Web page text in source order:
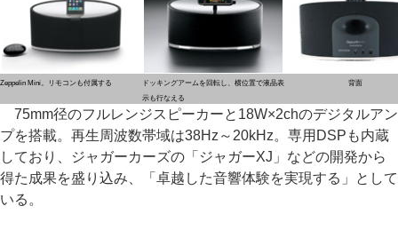
Zeppelin Mini。リモコンも付属する
ドッキングアームを回転し、横位置で液晶表
示も行なえる
背面
75mm径のフルレンジスピーカーと18W×2chのデジタルアン
プを搭載。再生周波数帯域は38Hz～20kHz。専用DSPも内蔵
しており、ジャガーカーズの「ジャガーXJ」などの開発から
得た成果を盛り込み、「卓越した音響体験を実現する」として
いる。